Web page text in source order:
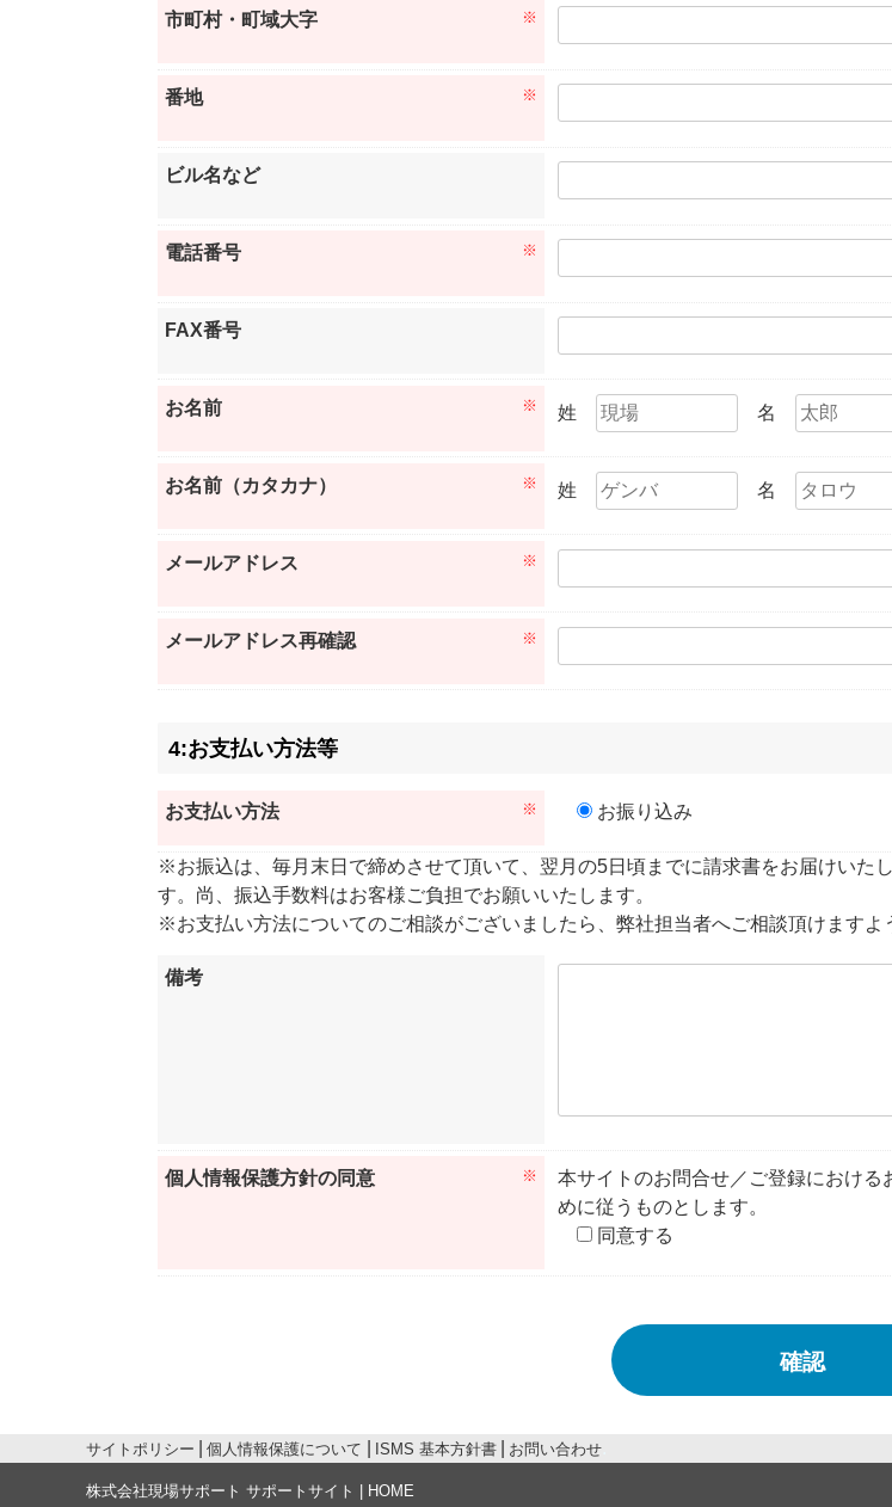
市町村・町域大字 ※
番地 ※
ビル名など
※
電話番号
FAX番号
お名前 ※ 姓 名
お名前（カタカナ） ※ 姓 名
メールアドレス ※
メールアドレス再確認 ※
4:お支払い方法等
お支払い方法 ※ お振り込み
※お振込は、毎月末日で締めさせて頂いて、翌月の5日頃までに請求書をお届けいた
す。尚、振込手数料はお客様ご負担でお願いいたします。
※お支払い方法についてのご相談がございましたら、弊社担当者へご相談頂けますよ
備考
個人情報保護方針の同意 ※ 本サイトのお問合せ／ご登録における
めに従うものとします。
同意する
確認
サイトポリシー 個人情報保護について ISMS 基本方針書 お問い合わせ
株式会社現場サポート サポートサイト | HOME